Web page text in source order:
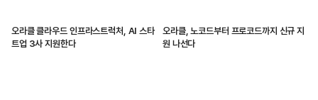
오라클 클라우드 인프라스트럭처, AI 스타
트업 3사 지원한다
오라클, 노코드부터 프로코드까지 신규 지
원 나선다